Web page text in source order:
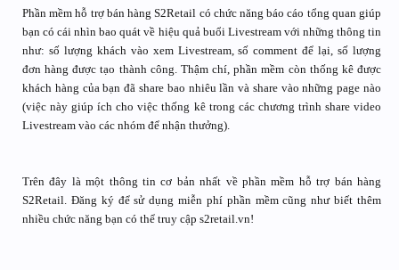
Phần mềm hỗ trợ bán hàng S2Retail có chức năng báo cáo tổng quan giúp
bạn có cái nhìn bao quát về hiệu quả buổi Livestream với những thông tin
như: số lượng khách vào xem Livestream, số comment để lại, số lượng
đơn hàng được tạo thành công. Thậm chí, phần mềm còn thống kê được
khách hàng của bạn đã share bao nhiêu lần và share vào những page nào
(việc này giúp ích cho việc thống kê trong các chương trình share video
Livestream vào các nhóm để nhận thưởng).
Trên đây là một thông tin cơ bản nhất về phần mềm hỗ trợ bán hàng
S2Retail. Đăng ký để sử dụng miễn phí phần mềm cũng như biết thêm
nhiều chức năng bạn có thể truy cập s2retail.vn!